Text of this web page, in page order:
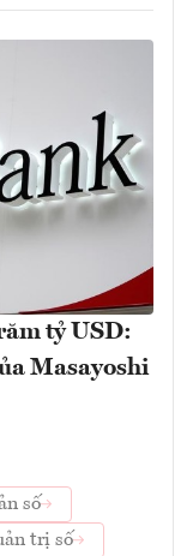
tỷ USD:
Masayoshi
số
trị số